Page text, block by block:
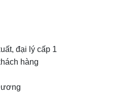
đại lý cấp 1
hàng